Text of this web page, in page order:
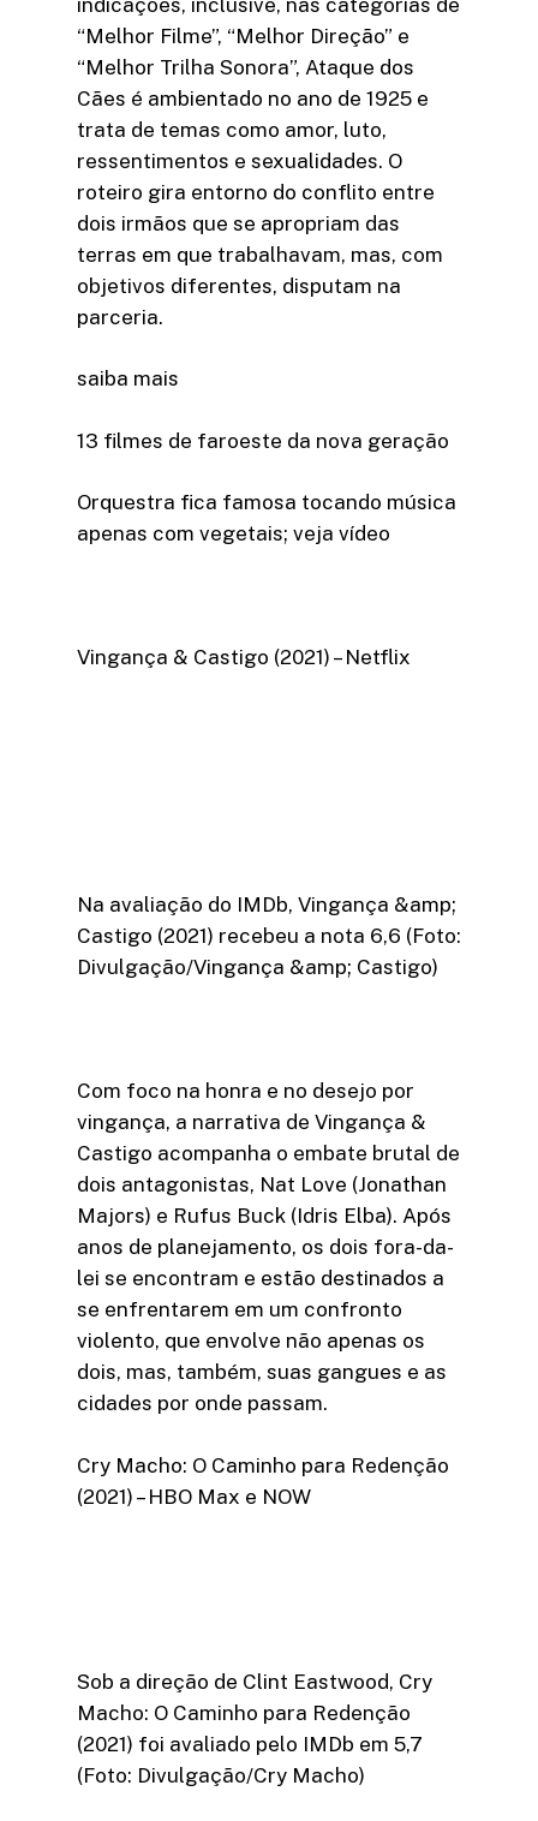
“Melhor Filme”, “Melhor Direção” e
“Melhor Trilha Sonora”, Ataque dos
Cães é ambientado no ano de 1925 e
trata de temas como amor, luto,
ressentimentos e sexualidades. O
roteiro gira entorno do conflito entre
dois irmãos que se apropriam das
terras em que trabalhavam, mas, com
objetivos diferentes, disputam na
parceria.
saiba mais
13 filmes de faroeste da nova geração
Orquestra fica famosa tocando música
apenas com vegetais; veja vídeo
Vingança & Castigo (2021) – Netflix
Na avaliação do IMDb, Vingança &amp;
Castigo (2021) recebeu a nota 6,6 (Foto:
Divulgação/Vingança &amp; Castigo)
Com foco na honra e no desejo por
vingança, a narrativa de Vingança &
Castigo acompanha o embate brutal de
dois antagonistas, Nat Love (Jonathan
Majors) e Rufus Buck (Idris Elba). Após
anos de planejamento, os dois fora-da-
lei se encontram e estão destinados a
se enfrentarem em um confronto
violento, que envolve não apenas os
dois, mas, também, suas gangues e as
cidades por onde passam.
Cry Macho: O Caminho para Redenção
(2021) – HBO Max e NOW
Sob a direção de Clint Eastwood, Cry
Macho: O Caminho para Redenção
(2021) foi avaliado pelo IMDb em 5,7
(Foto: Divulgação/Cry Macho)